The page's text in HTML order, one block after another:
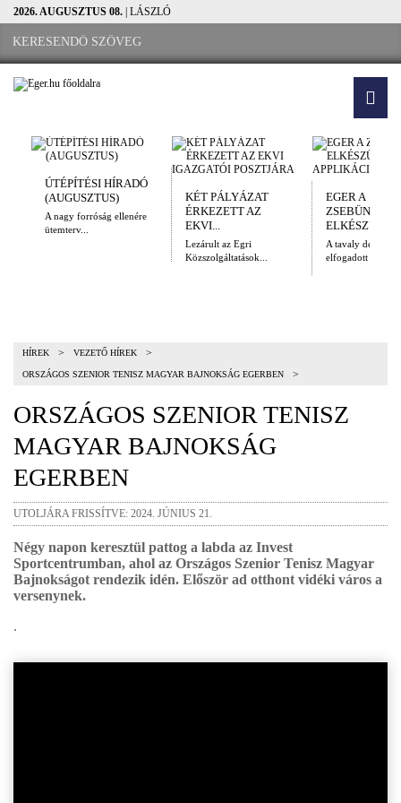
2026. AUGUSZTUS 08. | LÁSZLÓ
ÚTÉPÍTÉSI HÍRADÓ
(AUGUSZTUS)
A nagy forróság ellenére
ütemterv...
KÉT PÁLYÁZAT
ÉRKEZETT AZ
EKVI...
Lezárult az Egri
Közszolgáltatások...
EGER A
ELKÉSZÜLT
A tavaly
elfogadott
HÍREK > VEZETŐ HÍREK >
ORSZÁGOS SZENIOR TENISZ MAGYAR BAJNOKSÁG EGERBEN >
ORSZÁGOS SZENIOR TENISZ
MAGYAR BAJNOKSÁG
EGERBEN
UTOLJÁRA FRISSÍTVE: 2024. JÚNIUS 21.
Négy napon keresztül pattog a labda az Invest
Sportcentrumban, ahol az Országos Szenior Tenisz Magyar
Bajnokságot rendezik idén. Először ad otthont vidéki város a
versenynek.
.